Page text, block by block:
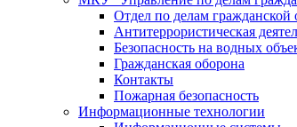
Отдел по делам
Антитеррористическая
Безопасность на водных
Гражданская оборона
Контакты
Пожарная безопасность
Информационные технологии